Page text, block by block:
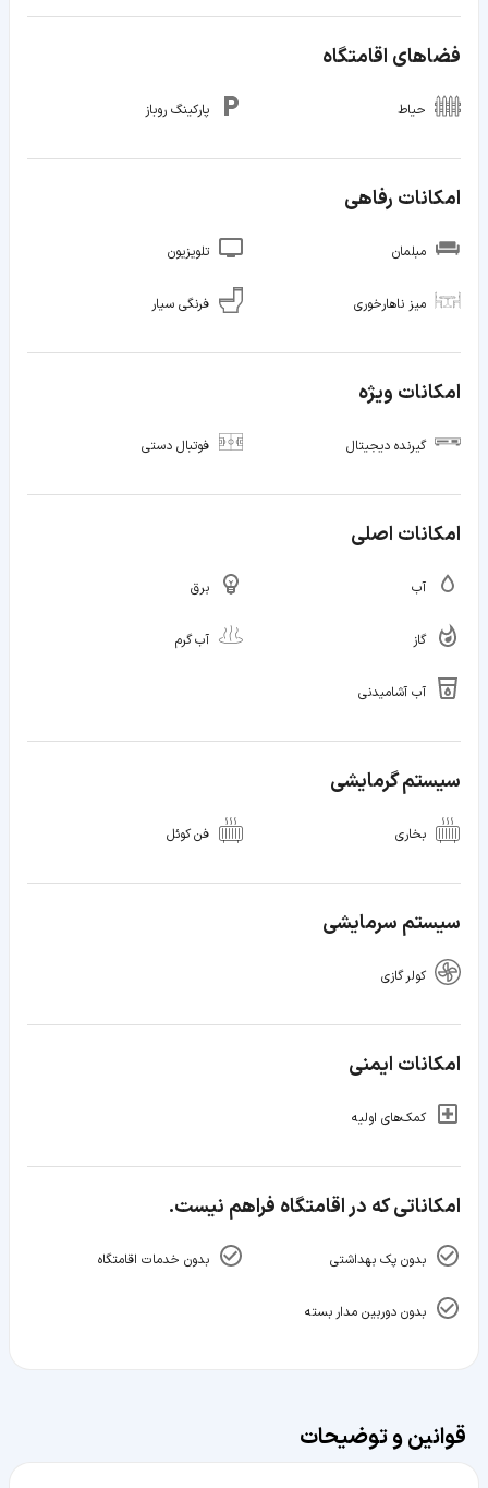
فضاهای اقامتگاه
حیاط پارکینگ روباز
امکانات رفاهی
مبلمان تلویزیون
میز ناهارخوری فرنگی سیار
امکانات ویژه
گیرنده دیجیتال فوتبال دستی
امکانات اصلی
آب برق
گاز آب گرم
آب آشامیدنی
سیستم گرمایشی
بخاری فن کوئل
سیستم سرمایشی
کولر گازی
امکانات ایمنی
کمک‌های اولیه
امکاناتی که در اقامتگاه فراهم نیست.
بدون پک بهداشتی بدون خدمات اقامتگاه
بدون دوربین مدار بسته
قوانین و توضیحات